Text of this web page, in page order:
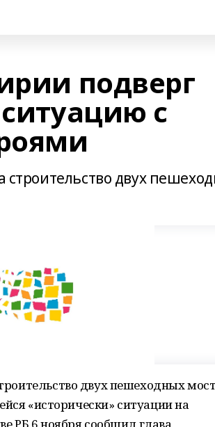
подверг
с
двух
двух пешеходных
«исторически» ситуации на